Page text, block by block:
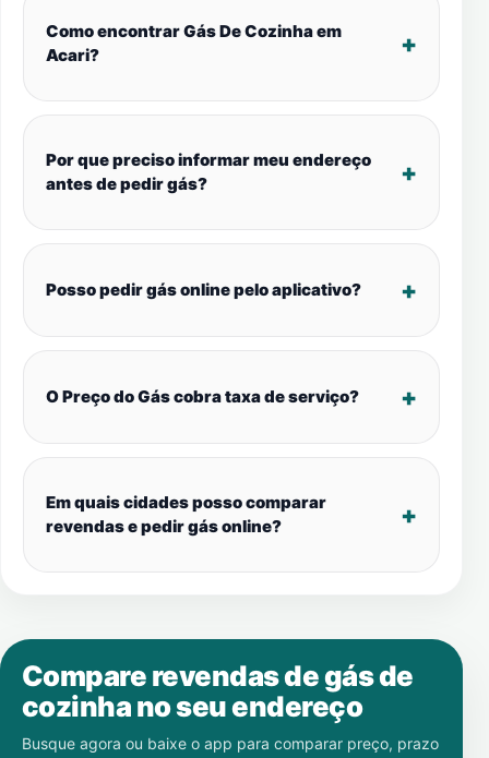
Como encontrar Gás De Cozinha em
Acari?
Por que preciso informar meu endereço
antes de pedir gás?
Posso pedir gás online pelo aplicativo?
O Preço do Gás cobra taxa de serviço?
Em quais cidades posso comparar
revendas e pedir gás online?
Compare revendas de gás de
cozinha no seu endereço
Busque agora ou baixe o app para comparar preço, prazo